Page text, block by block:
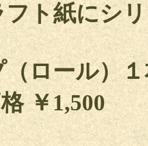
ト紙にシ
（ロール）
￥1,500